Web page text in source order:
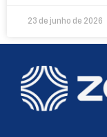
23 de junho de 2026